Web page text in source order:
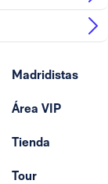
Madridistas
Área VIP
Tienda
Tour